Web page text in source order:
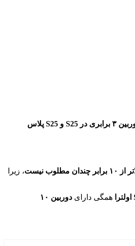
تا حدی به عملکرد نه‌چندان قوی دوربین ۳ برابری در S25 و S25 پلاس
نیست
، زیرا
اولترا همگی دارای
دوربین ۱۰